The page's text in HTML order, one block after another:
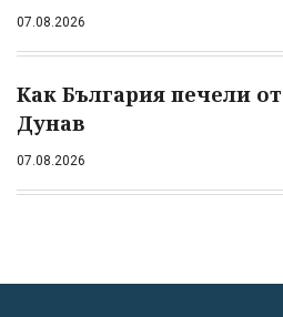
07.08.2026
Как България печели
Дунав
07.08.2026